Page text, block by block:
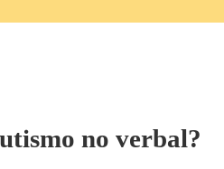
no verbal?